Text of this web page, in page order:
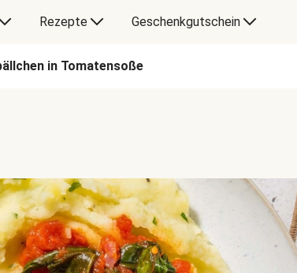
Rezepte Geschenkgutschein
in Tomatensoße